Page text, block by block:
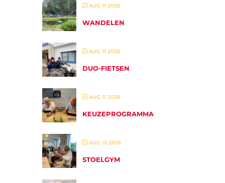
AUG 11 2026
WANDELEN
AUG 11 2026
DUO-FIETSEN
AUG 11 2026
KEUZEPROGRAMMA
AUG 12 2026
STOELGYM